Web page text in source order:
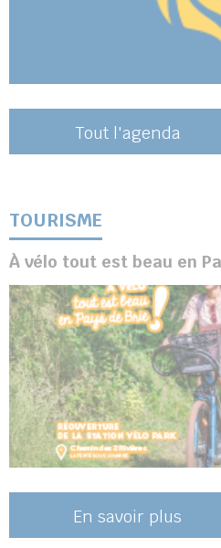
Tout l'agenda
TOURISME
À vélo tout est beau en
En savoir plus